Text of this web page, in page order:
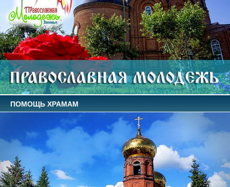
ПОМОЩЬ ХРАМАМ